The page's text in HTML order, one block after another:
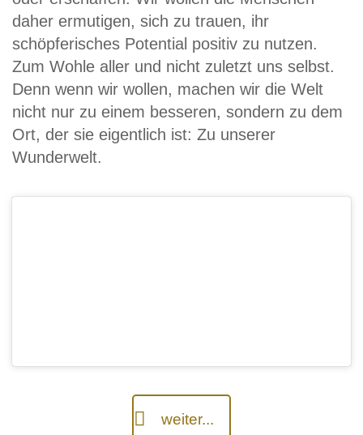
daher ermutigen, sich zu trauen, ihr
schöpferisches Potential positiv zu nutzen.
Zum Wohle aller und nicht zuletzt uns selbst.
Denn wenn wir wollen, machen wir die Welt
nicht nur zu einem besseren, sondern zu dem
Ort, der sie eigentlich ist: Zu unserer
Wunderwelt.
weiter...